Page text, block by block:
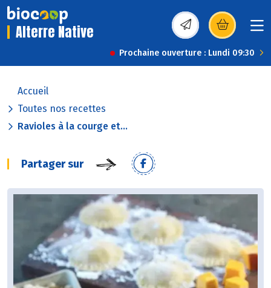
Alterre Native (s’ouvre dans une
Prochaine ouverture : Lundi 09:30
Accueil
Toutes nos recettes
Ravioles à la courge et...
Partager sur